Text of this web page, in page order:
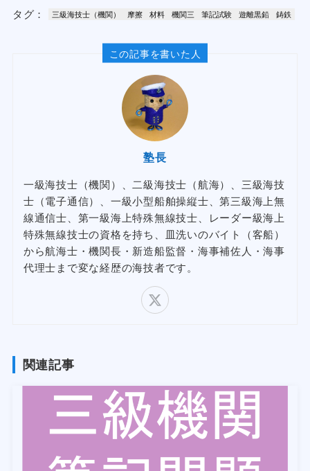
タグ： 三級海技士（機関） 摩擦 材料 機関三 筆記試験 遊離黒鉛 鋳鉄
この記事を書いた人
塾長
一級海技士（機関）、二級海技士（航海）、三級海技
士（電子通信）、一級小型船舶操縦士、第三級海上無
線通信士、第一級海上特殊無線技士、レーダー級海上
特殊無線技士の資格を持ち、皿洗いのバイト（客船）
から航海士・機関長・新造船監督・海事補佐人・海事
代理士まで変な経歴の海技者です。
関連記事